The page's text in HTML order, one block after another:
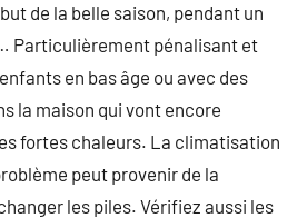
de la belle saison, pendant un
Particulièrement pénalisant et
en bas âge ou avec des
la maison qui vont encore
fortes chaleurs. La climatisation
peut provenir de la
les piles. Vérifiez aussi les